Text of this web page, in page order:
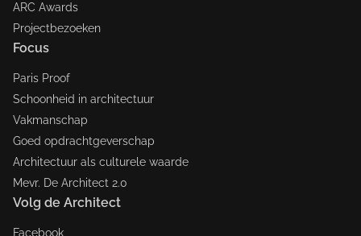
ARC Awards
Projectbezoeken
Focus
Paris Proof
Schoonheid in architectuur
Vakmanschap
Goed opdrachtgeverschap
Architectuur als culturele waarde
Mevr. De Architect 2.0
Volg de Architect
Facebook